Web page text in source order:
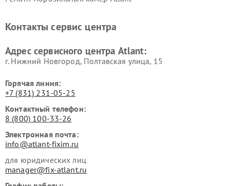
Контакты сервис центра
Адрес сервисного центра Atlant:
г. Нижний Новгород, Полтавская улица, 15
Горячая линия:
+7 (831) 231-05-25
Контактный телефон:
8 (800) 100-33-26
Электронная почта:
info@atlant-fixim.ru
для юридических лиц
manager@fix-atlant.ru